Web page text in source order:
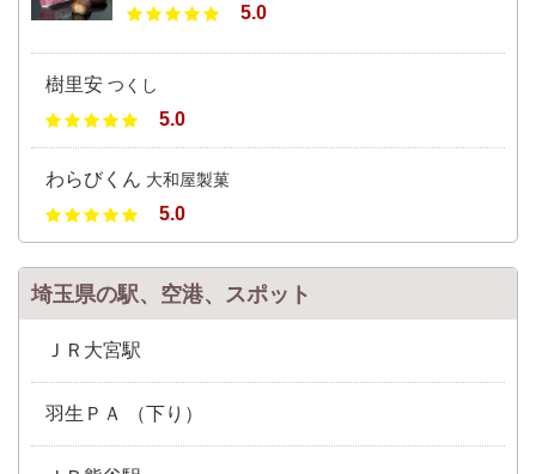
5.0
樹里安 つくし
5.0
わらびくん 大和屋製菓
5.0
埼玉県の駅、空港、スポット
ＪＲ大宮駅
羽生ＰＡ （下り）